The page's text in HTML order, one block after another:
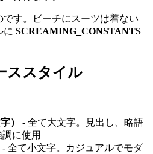
です。ビーチにスーツは着ない
に SCREAMING_CONSTANTS
ススタイル
）
- 全て大文字。見出し、略語
調に使用
- 全て小文字。カジュアルでモダ